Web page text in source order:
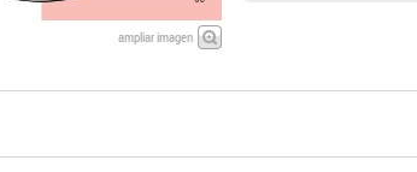
ampliar imagen